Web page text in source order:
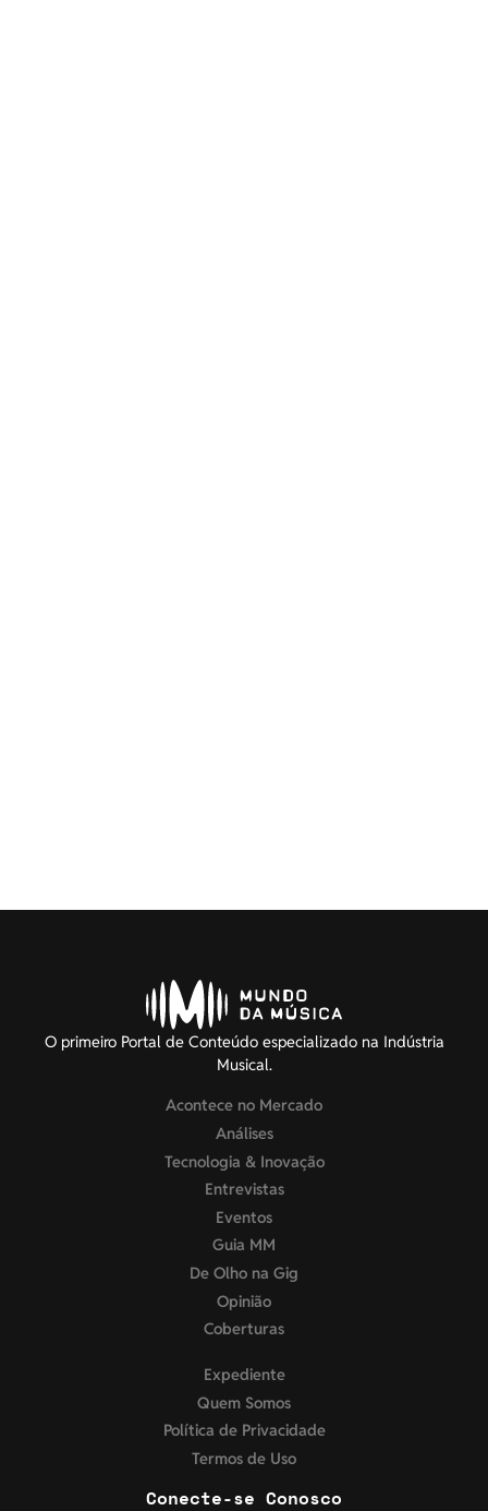
O primeiro Portal de Conteúdo especializado na Indústria
Musical.
Acontece no Mercado
Análises
Tecnologia & Inovação
Entrevistas
Eventos
Guia MM
De Olho na Gig
Opinião
Coberturas
Expediente
Quem Somos
Política de Privacidade
Termos de Uso
Conecte-se Conosco